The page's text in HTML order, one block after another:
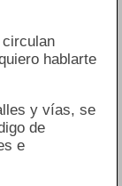
hablarte
y vías, se
de
e